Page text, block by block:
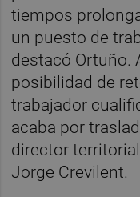
tiempos
un puesto de
destacó Ortuño.
posibilidad de
trabajador
acaba por
director
Jorge Crevilent.